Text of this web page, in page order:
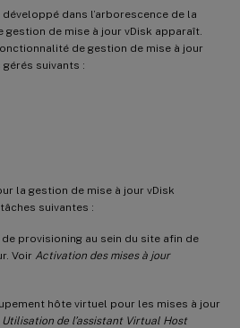
dans l’arborescence de la
de mise à jour vDisk apparaît.
de gestion de mise à jour
suivants :
la gestion de mise à jour vDisk
suivantes :
de provisioning au sein du site afin de
Voir Activation des mises à jour
hôte virtuel pour les mises à jour
Utilisation de l’assistant Virtual Host